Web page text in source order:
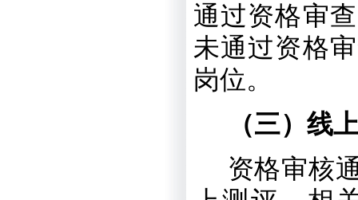
通过资格审
未通过资格
岗位。
（三）线
资格审核